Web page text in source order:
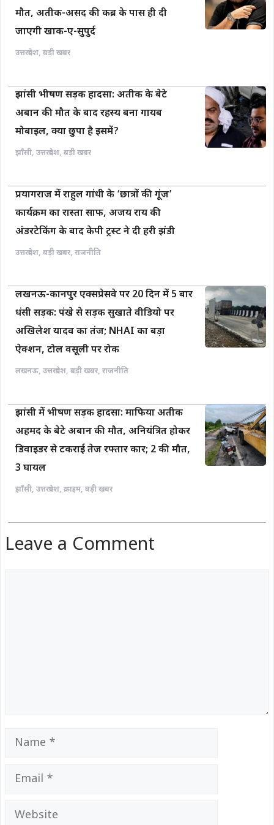
मौत, अतीक-असद की कब्र के पास ही दी
जाएगी खाक-ए-सुपुर्द
उत्तरप्रदेश, बड़ी खबर
झांसी भीषण सड़क हादसा: अतीक के बेटे
अबान की मौत के बाद रहस्य बना गायब
मोबाइल, क्या छुपा है इसमें?
झाँसी, उत्तरप्रदेश, बड़ी खबर
प्रयागराज में राहुल गांधी के ‘छात्रों की गूंज’
कार्यक्रम का रास्ता साफ, अजय राय की
अंडरटेकिंग के बाद केपी ट्रस्ट ने दी हरी झंडी
उत्तरप्रदेश, बड़ी खबर, राजनीति
लखनऊ-कानपुर एक्सप्रेसवे पर 20 दिन में 5 बार
धंसी सड़क: पंखे से सड़क सुखाते वीडियो पर
अखिलेश यादव का तंज; NHAI का बड़ा
ऐक्शन, टोल वसूली पर रोक
लखनऊ, उत्तरप्रदेश, बड़ी खबर, राजनीति
झांसी में भीषण सड़क हादसा: माफिया अतीक
अहमद के बेटे अबान की मौत, अनियंत्रित होकर
डिवाइडर से टकराई तेज रफ्तार कार; 2 की मौत,
3 घायल
झाँसी, उत्तरप्रदेश, क्राइम, बड़ी खबर
Leave a Comment
Name
Email
Website